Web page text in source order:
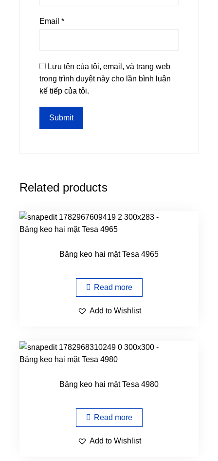
Email *
Lưu tên của tôi, email, và trang web
trong trình duyệt này cho lần bình luận
kế tiếp của tôi.
Related products
Băng keo hai mặt Tesa 4965
Read more
Add to Wishlist
Băng keo hai mặt Tesa 4980
Read more
Add to Wishlist